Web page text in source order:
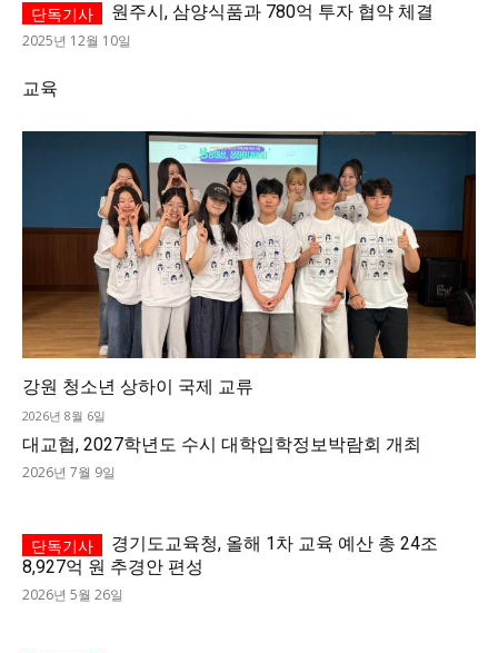
원주시, 삼양식품과 780억 투자 협약 체결
2025년 12월 10일
교육
강원 청소년 상하이 국제 교류
2026년 8월 6일
대교협, 2027학년도 수시 대학입학정보박람회 개최
2026년 7월 9일
경기도교육청, 올해 1차 교육 예산 총 24조
8,927억 원 추경안 편성
2026년 5월 26일